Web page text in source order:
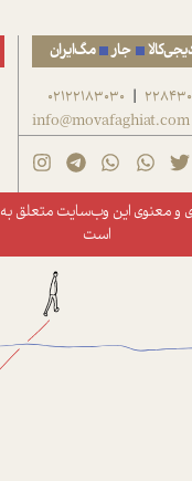
جار مگ‌ایران
|
02122183030
info@movafaghiat.com
و معنوی این وب‌سایت متعلق به
است